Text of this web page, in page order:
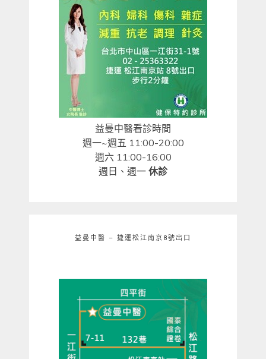
益曼中醫看診時間
週一~週五 11:00-20:00
週六 11:00-16:00
週日、週一 休診
益曼中醫 – 捷運松江南京8號出口